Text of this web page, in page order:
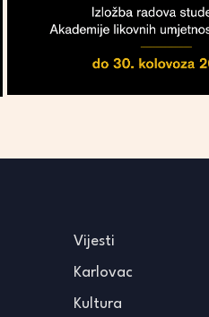
Vijesti
Karlovac
Kultura